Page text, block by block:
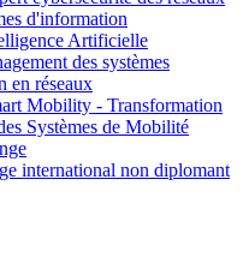
d'information
Artificielle
des systèmes
en réseaux
Mobility - Transformation
Systèmes de Mobilité
international non diplomant